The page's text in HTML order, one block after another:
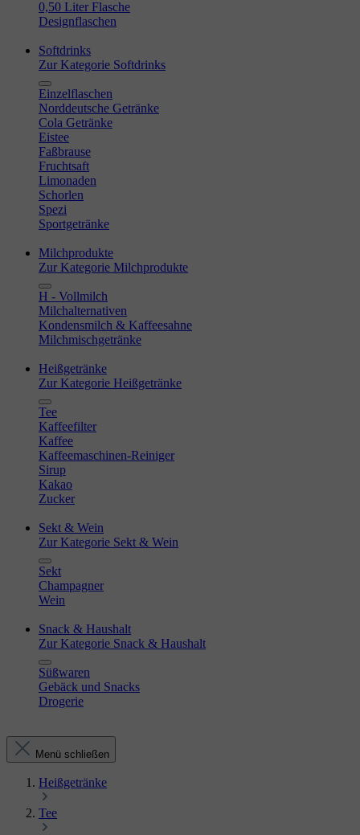
0,50 Liter Flasche
Designflaschen
Softdrinks
Zur Kategorie Softdrinks
Einzelflaschen
Norddeutsche Getränke
Cola Getränke
Eistee
Faßbrause
Fruchtsaft
Limonaden
Schorlen
Spezi
Sportgetränke
Milchprodukte
Zur Kategorie Milchprodukte
H - Vollmilch
Milchalternativen
Kondensmilch & Kaffeesahne
Milchmischgetränke
Heißgetränke
Zur Kategorie Heißgetränke
Tee
Kaffeefilter
Kaffee
Kaffeemaschinen-Reiniger
Sirup
Kakao
Zucker
Sekt & Wein
Zur Kategorie Sekt & Wein
Sekt
Champagner
Wein
Snack & Haushalt
Zur Kategorie Snack & Haushalt
Süßwaren
Gebäck und Snacks
Drogerie
Menü schließen
Heißgetränke
Tee